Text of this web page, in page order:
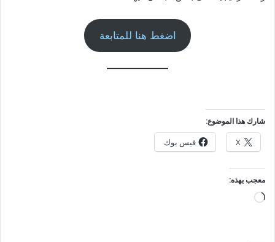
اضغط هنا للمتابعة
شارك هذا الموضوع:
X فيس بوك
معجب بهذه:
جاري